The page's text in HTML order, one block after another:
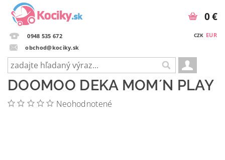
0948 535 672
obchod@kociky.sk
CZK EUR
0 €
DOOMOO DEKA MOM´N PLAY
Neohodnotené